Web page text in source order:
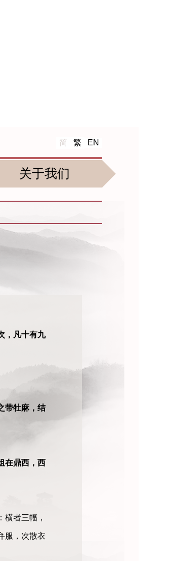
简 繁 EN
关于我们
，凡十有九
带牡麻，结
在鼎西，西
者三幅，
服，次散衣